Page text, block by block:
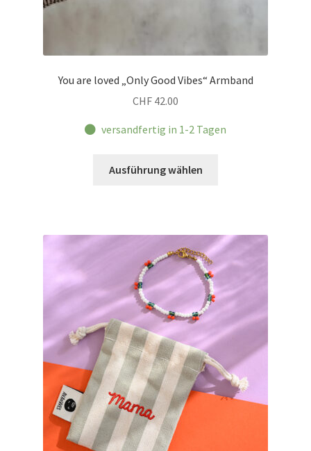
You are loved „Only Good Vibes“ Armband
CHF 42.00
versandfertig in 1-2 Tagen
Ausführung wählen
auf.
Die
können
der
Produktseite
gewählt
werden